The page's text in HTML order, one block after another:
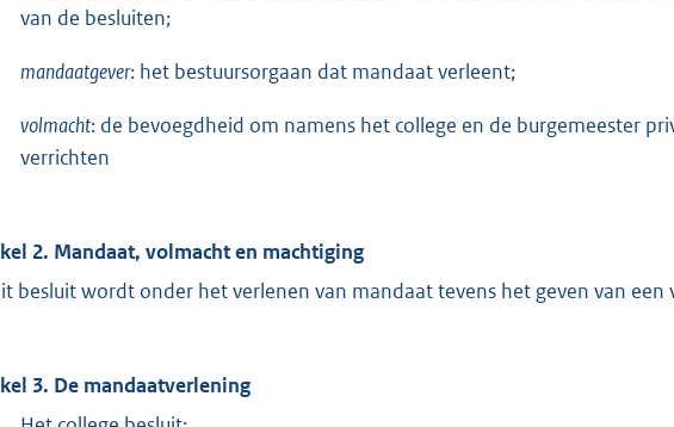
van de besluiten;
mandaatgever: het bestuursorgaan dat mandaat verleent;
volmacht: de bevoegdheid om namens het college en de burgemeester
verrichten
2. Mandaat, volmacht en machtiging
besluit wordt onder het verlenen van mandaat tevens het geven van
3. De mandaatverlening